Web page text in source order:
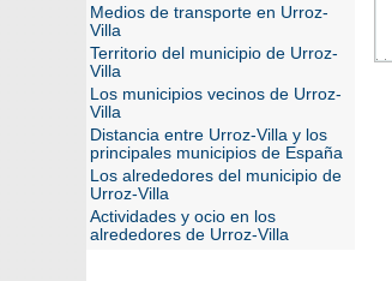
Medios de transporte en Urroz-
Villa
Territorio del municipio de Urroz-
Villa
Los municipios vecinos de Urroz-
Villa
Distancia entre Urroz-Villa y los
principales municipios de España
Los alrededores del municipio de
Urroz-Villa
Actividades y ocio en los
alrededores de Urroz-Villa